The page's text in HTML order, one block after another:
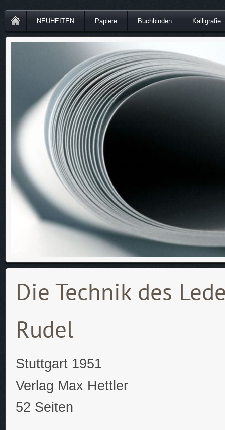
NEUHEITEN Papiere Buchbinden Kalligrafie
Die Technik des
Rudel
Stuttgart 1951
Verlag Max Hettler
52 Seiten